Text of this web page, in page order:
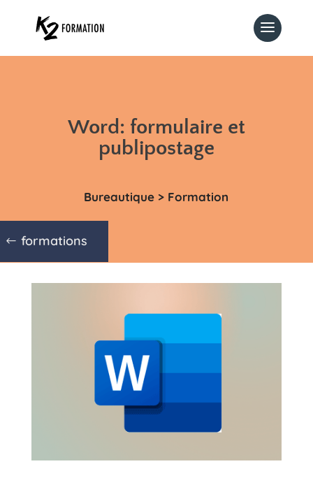
Word: formulaire et
publipostage
Bureautique > Formation
formations